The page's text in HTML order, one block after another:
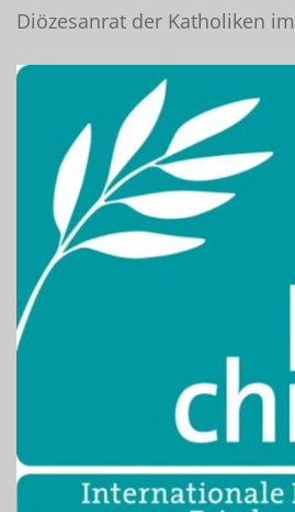
Diözesanrat der Katholiken